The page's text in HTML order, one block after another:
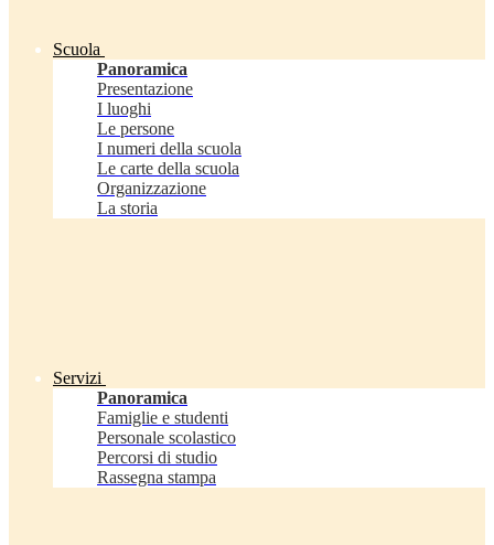
Scuola
Panoramica
Presentazione
I luoghi
Le persone
I numeri della scuola
Le carte della scuola
Organizzazione
La storia
Servizi
Panoramica
Famiglie e studenti
Personale scolastico
Percorsi di studio
Rassegna stampa